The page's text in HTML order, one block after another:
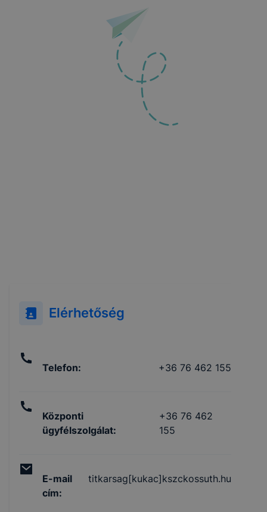
Elérhetőség
Telefon: +36 76 462 155
Központi
ügyfélszolgálat:
+36 76 462
155
E-mail
cím:
titkarsag[kukac]kszckossuth.hu